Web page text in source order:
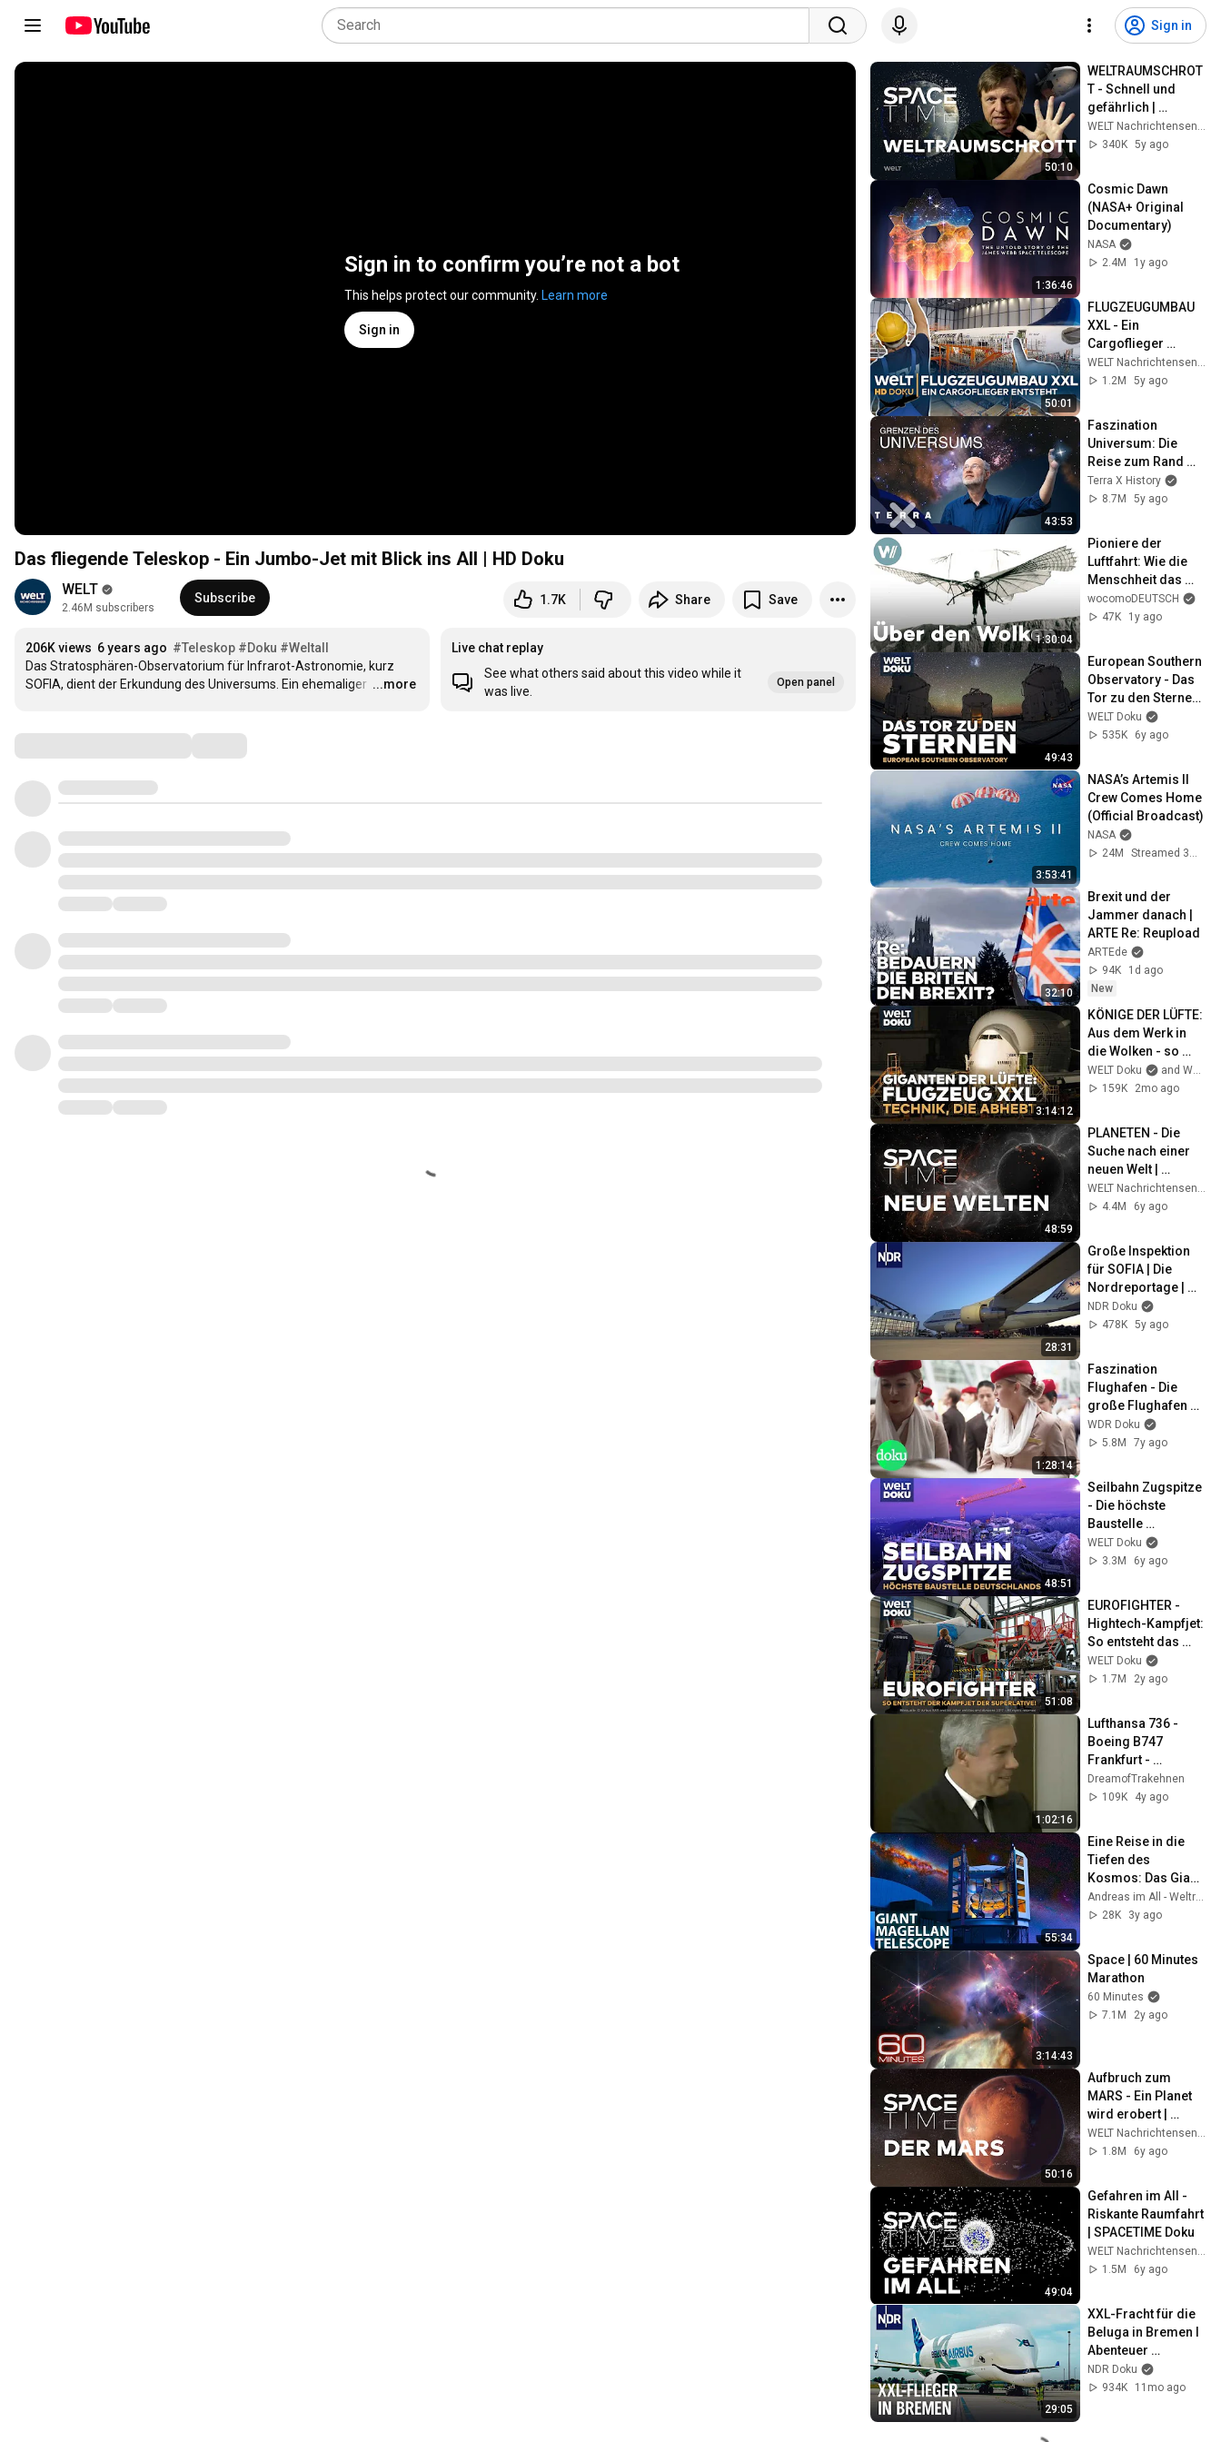
Sign in
Sign in to confirm you’re not a bot
This helps protect our community. Learn more
Sign in
Das fliegende Teleskop - Ein Jumbo-Jet mit Blick ins All | HD Doku
WELT
2.46M subscribers
Subscribe 1.7K Share Save
206K views 6 years ago #Teleskop #Doku #Weltall
Das Stratosphären-Observatorium für Infrarot-Astronomie, kurz
SOFIA, dient der Erkundung des Universums. Ein ehemaliger …
...more
Live chat replay
See what others said about this video while it
was live.
Open panel
50:10
WELTRAUMSCHROT
T - Schnell und
gefährlich |
SPACETIME HD
Doku
WELT Nachrichtensender
340K 5y ago
1:36:46
Cosmic Dawn
(NASA+ Original
Documentary)
NASA
2.4M
1y ago
50:01
FLUGZEUGUMBAU
XXL - Ein
Cargoflieger
entsteht | HD Doku WELT Nachrichtensender
1.2M
5y ago
43:53
Faszination
Universum: Die
Reise zum Rand
der Welt | Harald
Lesch | Ganze
Terra X History
8.7M
5y ago
1:30:04
Pioniere der
Luftfahrt: Wie die
Menschheit das
Fliegen lernte | 100
Jahre Fliegerei
wocomoDEUTSCH
47K
1y ago
49:43
European Southern
Observatory - Das
Tor zu den Sternen
- die größten
Teleskope der Welt
WELT Doku
535K
6y ago
3:53:41
NASA’s Artemis II
Crew Comes Home
(Official Broadcast)
NASA
24M
32:10
Brexit und der
Jammer danach |
ARTE Re: Reupload
ARTEde
94K
1d ago
New
3:14:12
KÖNIGE DER LÜFTE:
Aus dem Werk in
die Wolken - so
entstehen die
Luftgiganten! I WELT
WELT Doku
and WELT
159K
2mo ago
48:59
PLANETEN - Die
Suche nach einer
neuen Welt |
SPACETIME Doku
WELT Nachrichtensender
4.4M
6y ago
28:31
Große Inspektion
für SOFIA | Die
Nordreportage |
NDR
NDR Doku
478K 5y ago
1:28:14
Faszination
Flughafen - Die
große Flughafen
Doku | WDR Doku
WDR Doku
5.8M
7y ago
48:51
Seilbahn Zugspitze
- Die höchste
Baustelle
Deutschlands -
Millimeterarbeit auf
WELT Doku
3.3M
6y ago
51:08
EUROFIGHTER -
Hightech-Kampfjet:
So entsteht das
Meisterwerk
europäischer
WELT Doku
1.7M
2y ago
1:02:16
Lufthansa 736 -
Boeing B747
Frankfurt -
Hongkong
DreamofTrakehnen
109K
4y ago
55:34
Eine Reise in die
Tiefen des
Kosmos: Das Giant
Magellan
Telescope
Andreas im All - Weltraum-Dokus OHNE KI
28K
3y ago
3:14:43
Space | 60 Minutes
Marathon
60 Minutes
7.1M
2y ago
50:16
Aufbruch zum
MARS - Ein Planet
wird erobert |
SPACETIME Doku
1.8M
6y ago
49:04
Gefahren im All -
Riskante Raumfahrt
| SPACETIME Doku
1.5M
6y ago
29:05
XXL-Fracht für die
Beluga in Bremen I
Abenteuer
Flughafen (2/2) |
Die Nordreportage
NDR Doku
934K
11mo ago